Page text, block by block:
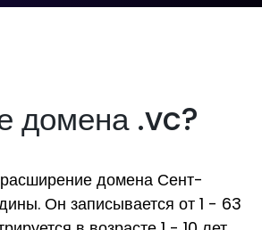
домена .vc?
домена Сент-
Он записывается от 1 - 63